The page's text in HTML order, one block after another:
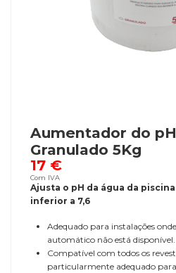
Aumentador do
Granulado 5Kg
17 €
Com IVA
Ajusta o pH da água da
inferior a 7,6
Adequado para instalações
automático não está disponível.
Compatível com todos os
particularmente adequado